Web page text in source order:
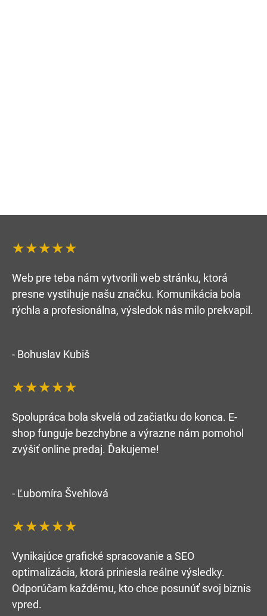
★★★★★
Web pre teba nám vytvorili web stránku, ktorá
presne vystihuje našu značku. Komunikácia bola
rýchla a profesionálna, výsledok nás milo prekvapil.
- Bohuslav Kubiš
★★★★★
Spolupráca bola skvelá od začiatku do konca. E-
shop funguje bezchybne a výrazne nám pomohol
zvýšiť online predaj. Ďakujeme!
- Ľubomíra Švehlová
★★★★★
Vynikajúce grafické spracovanie a SEO
optimalizácia, ktorá priniesla reálne výsledky.
Odporúčam každému, kto chce posunúť svoj biznis
vpred.